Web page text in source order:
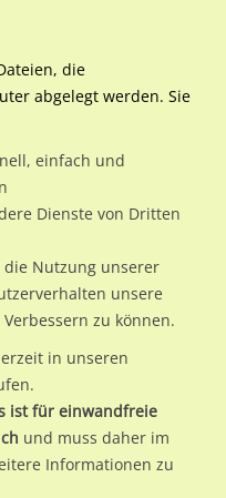
Westfalen
Bochum, Stadt
Herner Str 316 li (B 51)/
/ Riemke
am Standort Herner Str
Ortsteil Riemke)in
individuelle und
Leistungswerte. Damit
im Detail über den
sowie
die
abgelegt werden. Sie
einfach und
Dienste von Dritten
Nutzung unserer
unsere
zu können.
in unseren
ist für einwandfreie
und muss daher im
Informationen zu